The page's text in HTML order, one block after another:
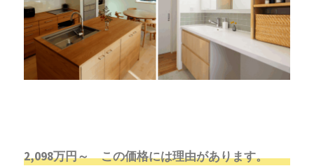
2,098万円～ この価格には理由があります。